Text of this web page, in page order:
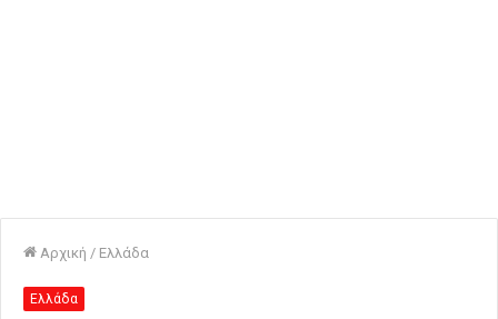
Αρχική / Ελλάδα
Ελλάδα